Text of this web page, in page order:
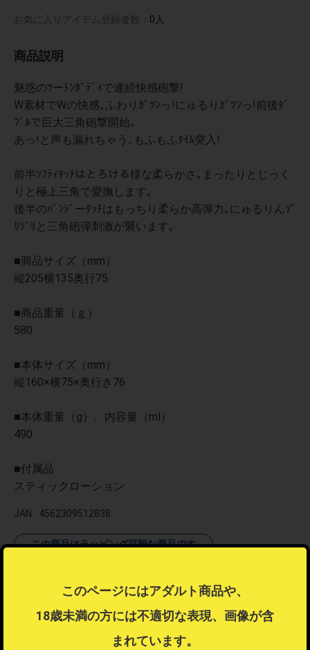
お気に入りアイテム登録者数： 0人
商品説明
魅惑のﾂーﾄﾝﾎﾞﾃﾞｨで連続快感砲撃!
W素材でWの快感｡ふわりｶﾞﾂﾝっ!にゅるりｶﾞﾂﾝっ!前後ﾀﾞ
ﾌﾞﾙで巨大三角砲撃開始｡
あっ!と声も漏れちゃう､もふもふﾀｲﾑ突入!
前半ｿﾌﾃｨﾀｯﾁはとろける様な柔らかさ｡まったりとじっく
りと極上三角で愛撫します｡
後半のﾊﾞﾝｼﾞーﾀｯﾁはもっちり柔らか高弾力｡にゅるりんｿﾞ
ﾘｿﾞﾘと三角砲弾刺激が襲います｡
■商品サイズ（mm）
縦205横135奥行75
■商品重量（ｇ）
580
■本体サイズ（mm）
縦160×横75×奥行き76
■本体重量（g）、内容量（ml）
490
■付属品
スティックローション
JAN 4562309512838
この商品はラッピング可能な商品です
ッピングするを選択することはできません。
ラッピングするを選択したい場合は注文を分けてご注文ください。
ラッピングについて
このページにはアダルト商品や、
18歳未満の方には不適切な表現、画像が含
まれています。